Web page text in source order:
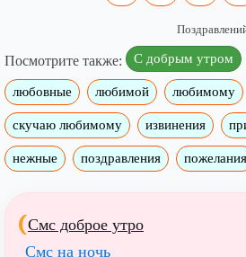
Посмотрите также: С добрым утром
любовные любимой любимому
скучаю любимому извинения
нежные поздравления пожелания
Смс доброе утро
Смс на ночь